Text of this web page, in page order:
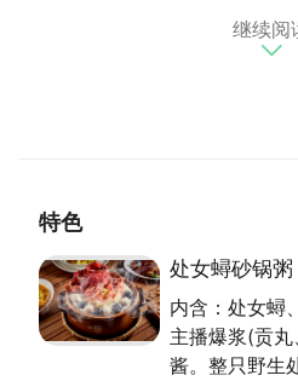
品香殿乘载多年老字号粥品
的营养和精华。
潮州砂锅粥因位於沿海地带，
承自传统潮洲海鲜砂锅。
（资料来源 : 本府经济发展局
继续阅
特色
处女蟳砂锅粥
内含：处女蟳
主播爆浆(贡
酱。整只野生